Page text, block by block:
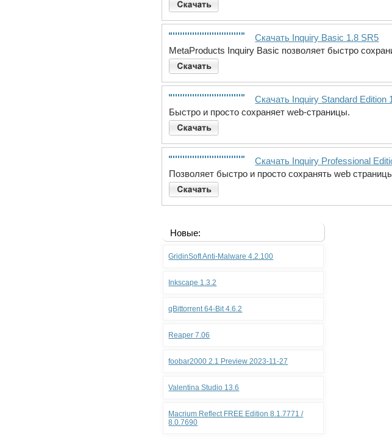
Скачать Inquiry Basic 1.8 SR5
MetaProducts Inquiry Basic позволяет быстро
Скачать Inquiry Standard Edition
Быстро и просто сохраняет web-страницы.
Скачать Inquiry Professional
Позволяет быстро и просто сохранять web
Новые:
GridinSoft Anti-Malware 4.2.100
Inkscape 1.3.2
qBittorrent 64-Bit 4.6.2
Reaper 7.06
foobar2000 2.1 Preview 2023-11-27
Valentina Studio 13.6
Macrium Reflect FREE Edition 8.1.7771 /
8.0.7690